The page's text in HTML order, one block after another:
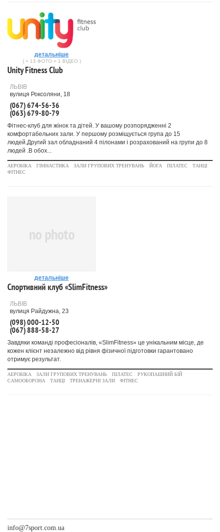
детальніше
( + 13 ФОТО + 1 ВІДЕО )
Unity Fitness Club
ЛЬВІВ
вулиця Роксоляни, 18
(067) 674-56-36
(063) 679-80-79
Фітнес-клуб для жінок та дітей. У вашому розпорядженні 2
комфортабельних зали. У першому розміщується група до 15
людей.Другий зал обладнаний 4 пілонами і розрахований на групи до 8
людей .В обох...
АЕРОБІКА ГІМНАСТИКА ЗАЛИ ГРУПОВИХ ТРЕНУВАНЬ ЙОГА ПІЛАТЕС
ТАНЦІ
ФІТНЕС
no photo
детальніше
Спортивний клуб «SlimFitness»
ЛЬВІВ
вулиця Райдужна, 23
(098) 000-12-50
(067) 888-58-27
Завдяки команді професіоналів, «SlimFitness» це унікальним місце, де
кожен клієнт незалежно від рівня фізичної підготовки гарантовано
отримує результат.
АЕРОБІКА ЗАЛИ ГРУПОВИХ ТРЕНУВАНЬ ПІЛАТЕС
РУКОПАШНИЙ БІЙ
САМООБОРОНА
ТАНЦІ ТРЕНАЖЕРНІ ЗАЛИ ФІТНЕС
info@7sport.com.ua